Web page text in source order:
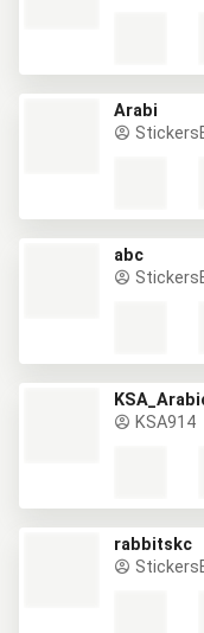
Arabi
abc
KSA914
rabbitskc